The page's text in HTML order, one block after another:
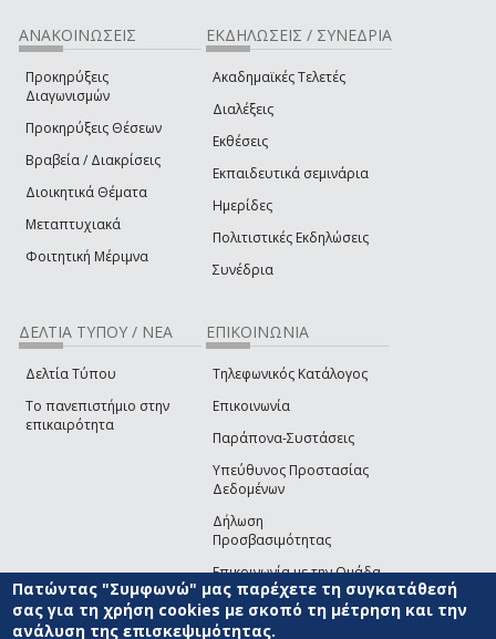
ΑΝΑΚΟΙΝΩΣΕΙΣ
Προκηρύξεις
Διαγωνισμών
Προκηρύξεις Θέσεων
Βραβεία / Διακρίσεις
Διοικητικά Θέματα
Μεταπτυχιακά
Φοιτητική Μέριμνα
ΕΚΔΗΛΩΣΕΙΣ / ΣΥΝΕΔΡΙΑ
Ακαδημαϊκές Τελετές
Διαλέξεις
Εκθέσεις
Εκπαιδευτικά σεμινάρια
Ημερίδες
Πολιτιστικές Εκδηλώσεις
Συνέδρια
ΔΕΛΤΙΑ ΤΥΠΟΥ / ΝΕΑ
Δελτία Τύπου
Το πανεπιστήμιο στην
επικαιρότητα
ΕΠΙΚΟΙΝΩΝΙΑ
Τηλεφωνικός Κατάλογος
Επικοινωνία
Παράπονα-Συστάσεις
Υπεύθυνος Προστασίας
Δεδομένων
Δήλωση
Προσβασιμότητας
Επικοινωνία με την Ομάδα
Ανάπτυξης του site(link sends e-mail)
© ΠΑΝΕΠΙΣΤΗΜΙΟ ΑΙΓΑΙΟΥ ΟΡΟΙ ΧΡΗΣΗΣ
Πατώντας "Συμφωνώ" μας παρέχετε τη συγκατάθεσή
σας για τη χρήση cookies με σκοπό τη μέτρηση και την
ανάλυση της επισκεψιμότητας.